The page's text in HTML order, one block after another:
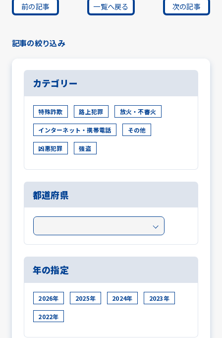
前の記事 一覧へ戻る 次の記事
記事の絞り込み
カテゴリー
特殊詐欺 路上犯罪 放火・不審火
インターネット・携帯電話 その他
凶悪犯罪 強盗
都道府県
年の指定
2026年 2025年 2024年 2023年
2022年